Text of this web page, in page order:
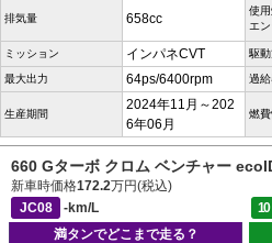
排気量 658cc
使
エ
ミッション インパネCVT 駆
最大出力 64ps/6400rpm 過給
生産期間
2024年11月～202
6年06月
燃
660 Gターボ クロム ベンチャー
新車時価格172.2万円(税込)
JC08
-km/L
満タンでどこまで走る？